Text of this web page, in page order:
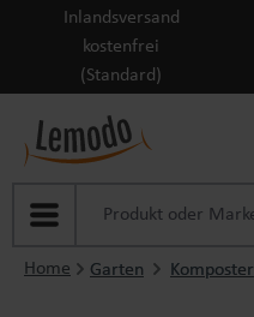
Zum Hauptinhalt springen
Inlandsversand
kostenfrei
(Standard)
Home Garten Komposter